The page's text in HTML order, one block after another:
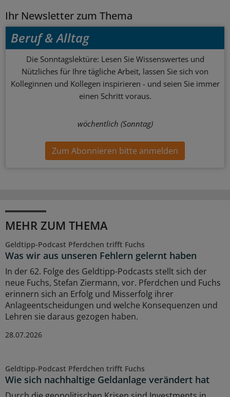
Ihr Newsletter zum Thema
Beruf & Alltag
Die Sonntagslektüre: Lesen Sie Wissenswertes und
Nützliches für Ihre tägliche Arbeit, lassen Sie sich von
Kolleginnen und Kollegen inspirieren - und seien Sie immer
einen Schritt voraus.
wöchentlich (Sonntag)
Zum Abonnieren bitte anmelden
MEHR ZUM THEMA
Geldtipp-Podcast Pferdchen trifft Fuchs
Was wir aus unseren Fehlern gelernt haben
In der 62. Folge des Geldtipp-Podcasts stellt sich der
neue Fuchs, Stefan Ziermann, vor. Pferdchen und Fuchs
erinnern sich an Erfolg und Misserfolg ihrer
Anlageentscheidungen und welche Konsequenzen und
Lehren sie daraus gezogen haben.
28.07.2026
Geldtipp-Podcast Pferdchen trifft Fuchs
Wie sich nachhaltige Geldanlage verändert hat